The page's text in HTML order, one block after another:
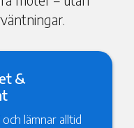
&
lämnar alltid